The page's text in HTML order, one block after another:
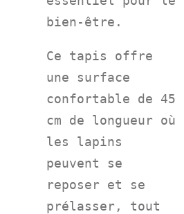
bien-être.
Ce tapis offre
une surface
confortable de 45
cm de longueur où
les lapins
peuvent se
reposer et se
prélasser, tout